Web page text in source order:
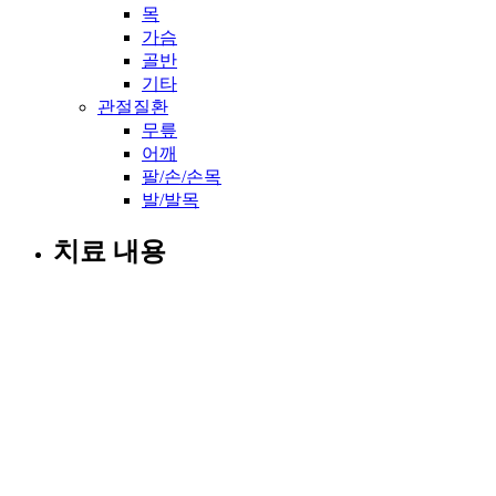
목
가슴
골반
기타
관절질환
무릎
어깨
팔/손/손목
발/발목
치료 내용